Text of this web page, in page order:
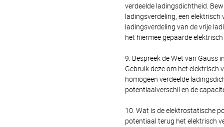
verdeelde ladingsdichtheid.
ladingsverdeling, een
ladingsverdeling van de vrije
het hiermee gepaarde elektrisch
9. Bespreek de Wet van Gauss
Gebruik deze om het elektrisch
homogeen verdeelde
potentiaalverschil en de
10. Wat is de elektrostatische
potentiaal terug het elektrisch